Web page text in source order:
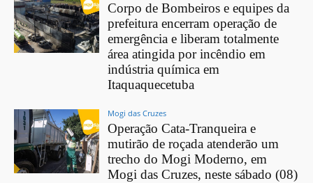
Corpo de Bombeiros e equipes da
prefeitura encerram operação de
emergência e liberam totalmente
área atingida por incêndio em
indústria química em
Itaquaquecetuba
Mogi das Cruzes
Operação Cata-Tranqueira e
mutirão de roçada atenderão um
trecho do Mogi Moderno, em
Mogi das Cruzes, neste sábado (08)